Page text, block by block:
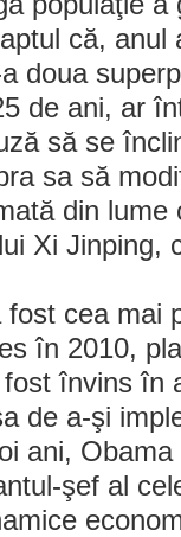
că, anul
doua
de ani, ar
să se
sa să
din lume
Xi Jinping,
cea mai
în 2010,
învins în
de a-şi
ani, Obama
şef al